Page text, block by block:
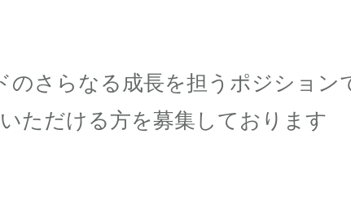
のさらなる成長を担うポジション
ただける方を募集しております